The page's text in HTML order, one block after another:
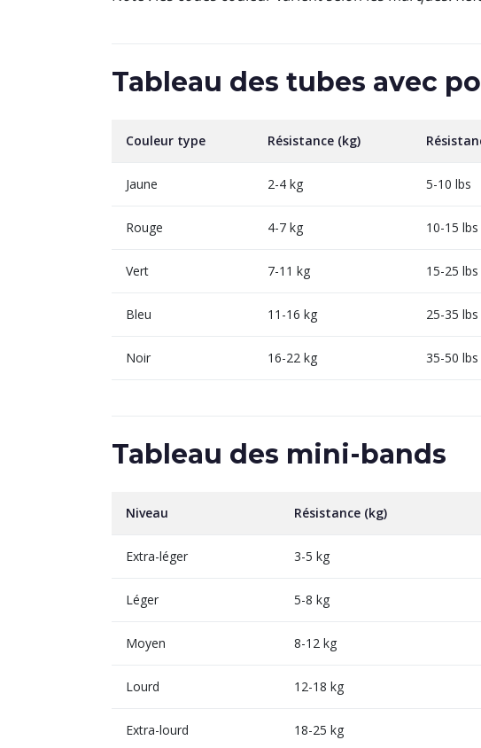
Tableau des tubes avec
Couleur type Résistance (kg)
Jaune 2-4 kg 5-10 lbs
Rouge 4-7 kg 10-15 lbs
Vert 7-11 kg 15-25 lbs
Bleu 11-16 kg 25-35 lbs
Noir 16-22 kg 35-50 lbs
Tableau des mini-bands
Niveau Résistance (kg)
Extra-léger 3-5 kg
Léger 5-8 kg
Moyen 8-12 kg
Lourd 12-18 kg
Extra-lourd 18-25 kg